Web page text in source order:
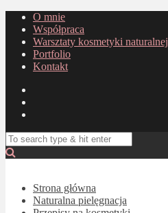
O mnie
Współpraca
Warsztaty kosmetyki naturalnej
Portfolio
Kontakt
Strona główna
Naturalna pielęgnacja